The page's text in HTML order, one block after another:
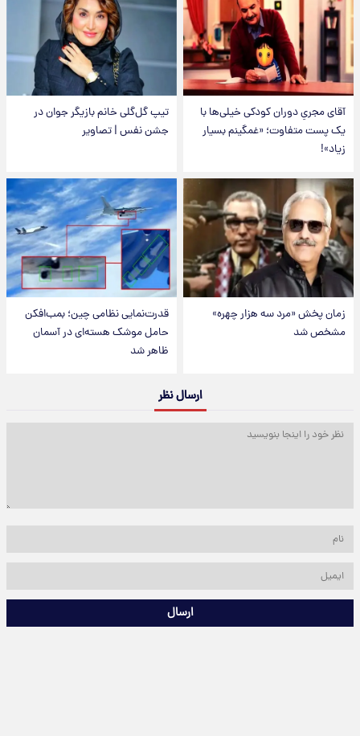
آقای مجریِ دوران کودکی خیلی‌ها با
یک پست متفاوت؛ «غمگینم بسیار
زیاد»!
تیپ گل‌گلی خانم بازیگر جوان در
جشن نفس | تصاویر
زمان پخش «مرد سه هزار چهره»
مشخص شد
قدرت‌نمایی نظامی چین؛ بمب‌افکن
حامل موشک هسته‌ای در آسمان
ظاهر شد
ارسال نظر
ارسال